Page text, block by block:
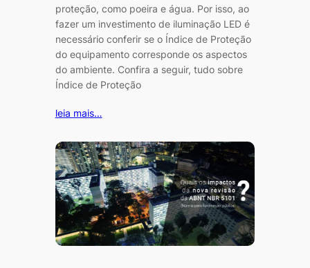
proteção, como poeira e água. Por isso, ao
fazer um investimento de iluminação LED é
necessário conferir se o Índice de Proteção
do equipamento corresponde os aspectos
do ambiente. Confira a seguir, tudo sobre
Índice de Proteção
leia mais…